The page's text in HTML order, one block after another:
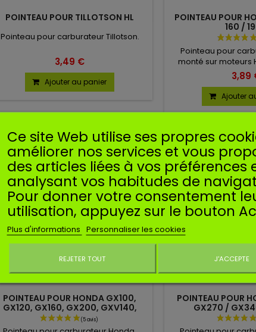
POINTEAU POUR TILLOTSON HL
Pointeau pour carburateur Tillotson.
3,49 €
Ajouter au panier
POINTEAU POUR
160 /
Pointeau pour
monté sur moteurs
GCV 160,
3,89
Ajouter
POINTEAU POUR HONDA GX100,
GX120, GX160, GX200, GXV140,
GXV160
POINTEAU POUR
GX270 /
Ce site Web utilise ses propres
améliorer nos services et vous
des articles liées à vos préférences
analysant vos habitudes de
Pour donner votre consentement
utilisation, appuyez sur le bouton
Plus d'informations Personnaliser les cookies
REJETER TOUT J'ACCEPTE
Ne